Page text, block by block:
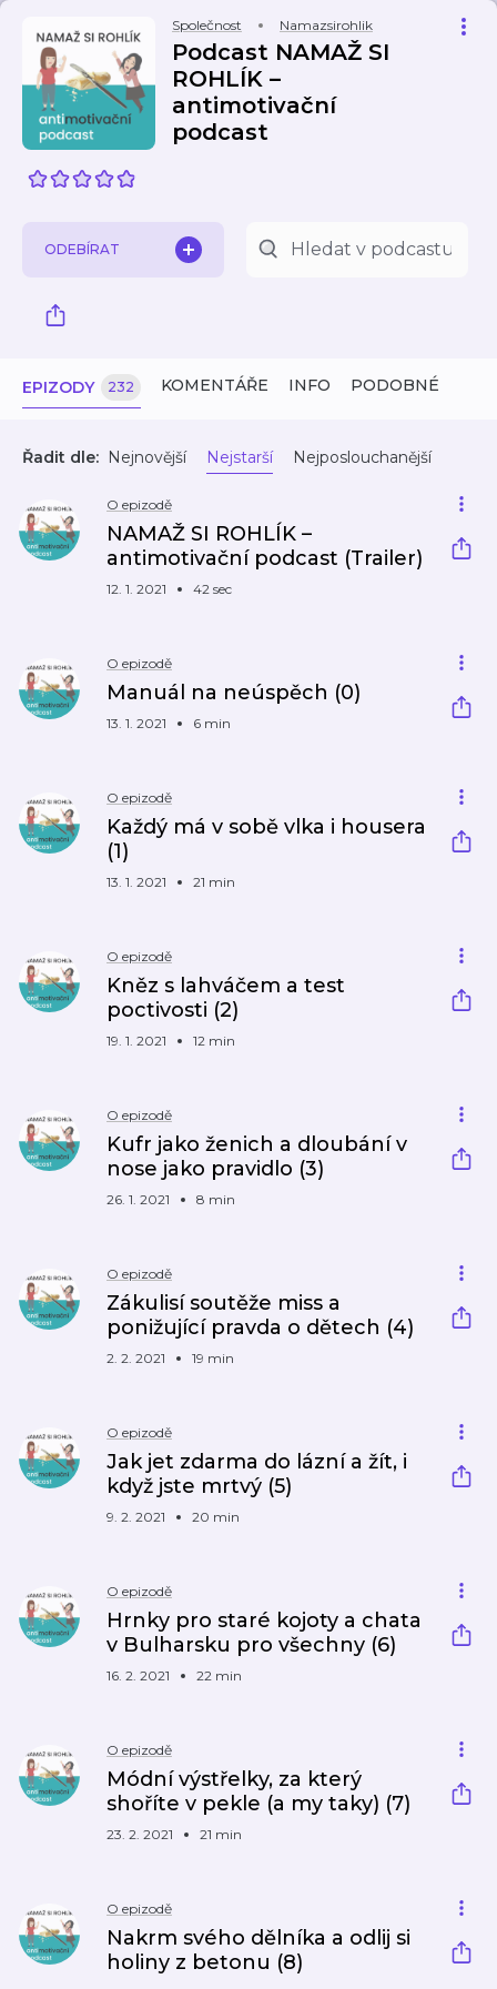
Společnost Namazsirohlik
Podcast NAMAŽ SI
ROHLÍK –
antimotivační
podcast
ODEBÍRAT
EPIZODY 232 KOMENTÁŘE INFO PODOBNÉ
Řadit dle: Nejnovější Nejstarší Nejposlouchanější
O epizodě
NAMAŽ SI ROHLÍK –
antimotivační podcast (Trailer)
12. 1. 2021 42 sec
O epizodě
Manuál na neúspěch (0)
13. 1. 2021 6 min
O epizodě
Každý má v sobě vlka i housera
(1)
13. 1. 2021 21 min
O epizodě
Kněz s lahváčem a test
poctivosti (2)
19. 1. 2021 12 min
O epizodě
Kufr jako ženich a dloubání v
nose jako pravidlo (3)
26. 1. 2021 8 min
O epizodě
Zákulisí soutěže miss a
ponižující pravda o dětech (4)
2. 2. 2021 19 min
O epizodě
Jak jet zdarma do lázní a žít, i
když jste mrtvý (5)
9. 2. 2021 20 min
O epizodě
Hrnky pro staré kojoty a chata
v Bulharsku pro všechny (6)
16. 2. 2021 22 min
O epizodě
Módní výstřelky, za který
shoříte v pekle (a my taky) (7)
23. 2. 2021 21 min
O epizodě
Nakrm svého dělníka a odlij si
holiny z betonu (8)